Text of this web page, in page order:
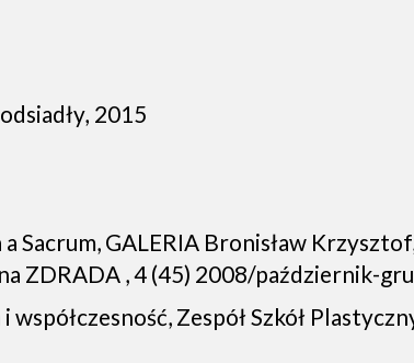
, 2015
Sacrum, GALERIA Bronisław
ZDRADA , 4 (45) 2008/październik-
Zespół Szkół